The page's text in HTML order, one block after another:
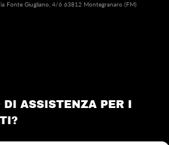
Fonte Giugliano, 4/6 63812 Montegranaro (FM)
ASSISTENZA PER I